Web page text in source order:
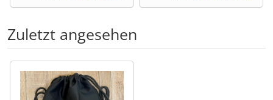
Zuletzt angesehen
Es folgt ein Produktslider - navigieren Sie mit der Tab-